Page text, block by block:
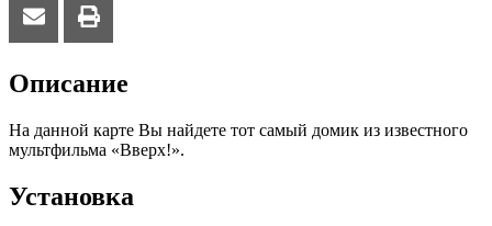
Описание
На данной карте Вы найдете тот самый домик из известного
мультфильма «Вверх!».
Установка